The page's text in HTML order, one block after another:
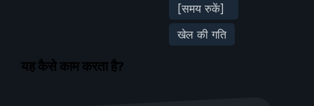
[समय रुकें]
खेल की गति
यह कैसे काम करता है?